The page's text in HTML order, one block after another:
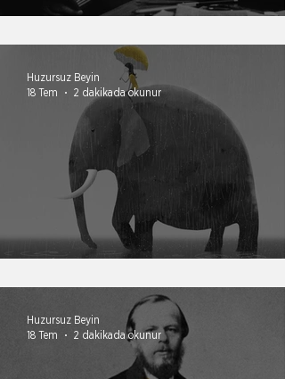
Huzursuz Beyin
18 Tem
2 dakikada okunur
Huzursuz Beyin
18 Tem
2 dakikada okunur